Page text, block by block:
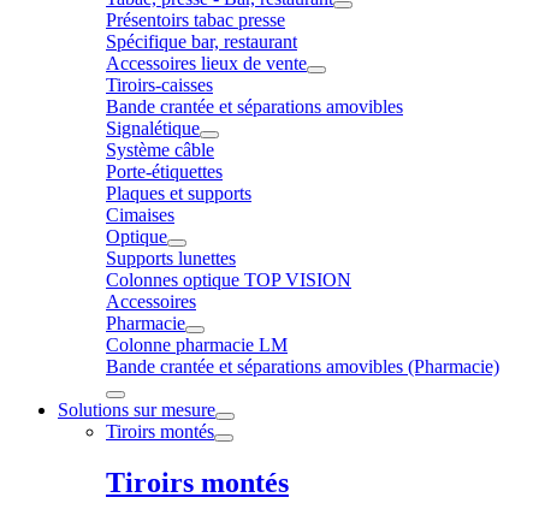
Présentoirs tabac presse
Spécifique bar, restaurant
Accessoires lieux de vente
Tiroirs-caisses
Bande crantée et séparations amovibles
Signalétique
Système câble
Porte-étiquettes
Plaques et supports
Cimaises
Optique
Supports lunettes
Colonnes optique TOP VISION
Accessoires
Pharmacie
Colonne pharmacie LM
Bande crantée et séparations amovibles (Pharmacie)
Solutions sur mesure
Tiroirs montés
Tiroirs montés